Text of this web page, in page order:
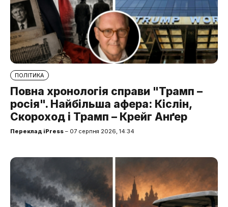
ПОЛІТИКА
Повна хронологія справи "Трамп –
росія". Найбільша афера: Кіслін,
Скороход і Трамп – Крейг Анґер
Переклад iPress – 07 серпня 2026, 14:34